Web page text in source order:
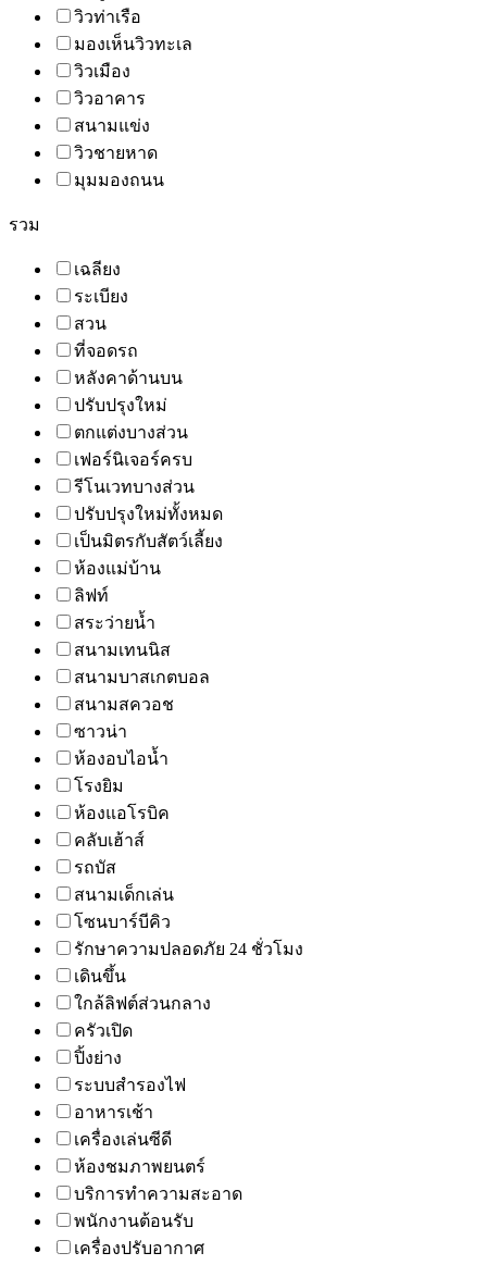
วิวท่าเรือ
มองเห็นวิวทะเล
วิวเมือง
วิวอาคาร
สนามแข่ง
วิวชายหาด
มุมมองถนน
รวม
เฉลียง
ระเบียง
สวน
ที่จอดรถ
หลังคาด้านบน
ปรับปรุงใหม่
ตกแต่งบางส่วน
เฟอร์นิเจอร์ครบ
รีโนเวทบางส่วน
ปรับปรุงใหม่ทั้งหมด
เป็นมิตรกับสัตว์เลี้ยง
ห้องแม่บ้าน
ลิฟท์
สระว่ายน้ำ
สนามเทนนิส
สนามบาสเกตบอล
สนามสควอช
ซาวน่า
ห้องอบไอน้ำ
โรงยิม
ห้องแอโรบิค
คลับเฮ้าส์
รถบัส
สนามเด็กเล่น
โซนบาร์บีคิว
รักษาความปลอดภัย 24 ชั่วโมง
เดินขึ้น
ใกล้ลิฟต์ส่วนกลาง
ครัวเปิด
ปิ้งย่าง
ระบบสำรองไฟ
อาหารเช้า
เครื่องเล่นซีดี
ห้องชมภาพยนตร์
บริการทำความสะอาด
พนักงานต้อนรับ
เครื่องปรับอากาศ